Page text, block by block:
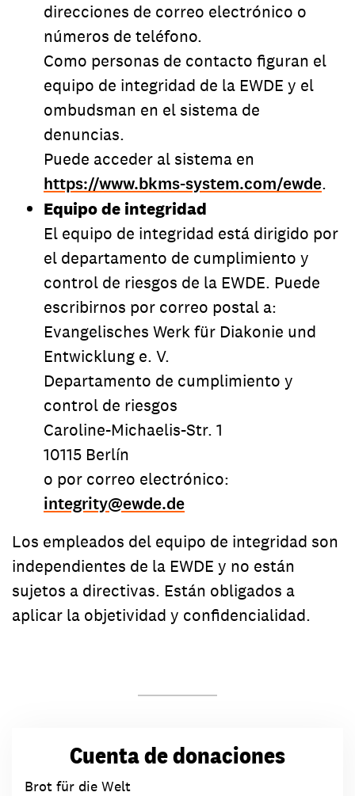
direcciones de correo electrónico o
números de teléfono.
Como personas de contacto figuran el
equipo de integridad de la EWDE y el
ombudsman en el sistema de
denuncias.
Puede acceder al sistema en
https://www.bkms-system.com/ewde.
Equipo de integridad
El equipo de integridad está dirigido por
el departamento de cumplimiento y
control de riesgos de la EWDE. Puede
escribirnos por correo postal a:
Evangelisches Werk für Diakonie und
Entwicklung e. V.
Departamento de cumplimiento y
control de riesgos
Caroline-Michaelis-Str. 1
10115 Berlín
o por correo electrónico:
integrity@ewde.de
Los empleados del equipo de integridad son
independientes de la EWDE y no están
sujetos a directivas. Están obligados a
aplicar la objetividad y confidencialidad.
Cuenta de donaciones
Brot für die Welt